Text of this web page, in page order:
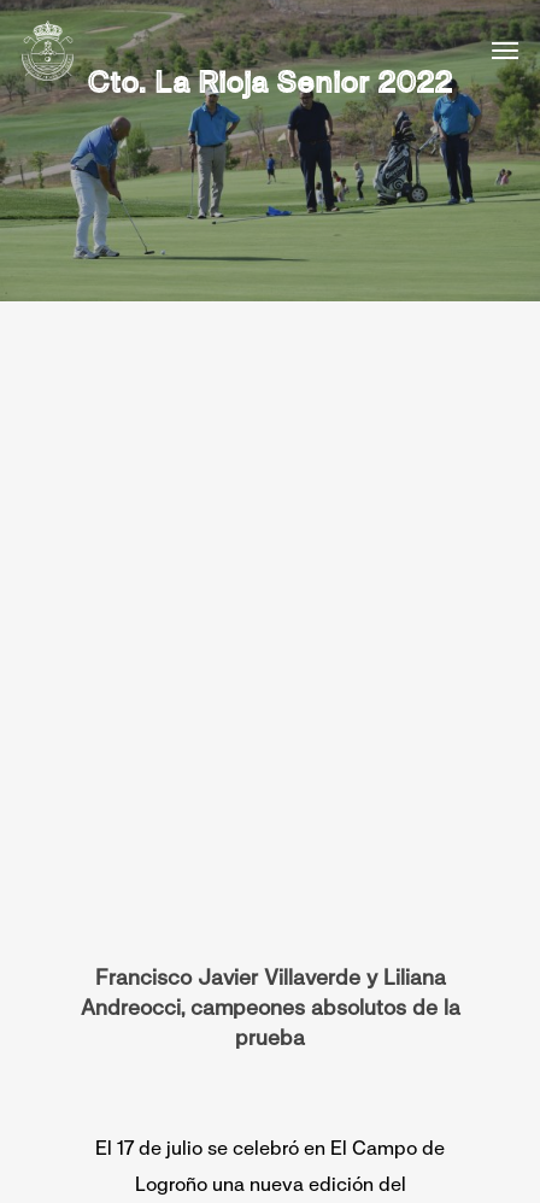
Cto. La Rioja Senior 2022
Francisco Javier Villaverde y Liliana
Andreocci, campeones absolutos de la
prueba
El 17 de julio se celebró en El Campo de
Logroño una nueva edición del